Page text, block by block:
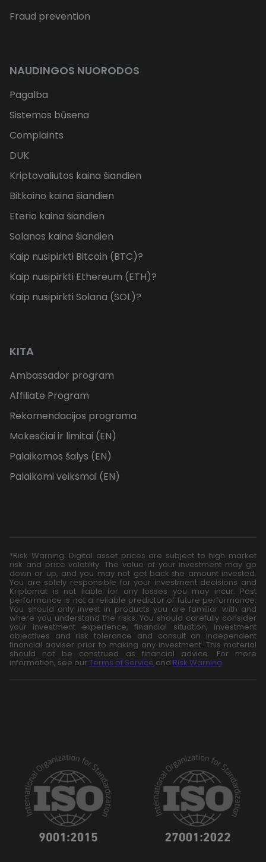
Fraud prevention
NAUDINGOS NUORODOS
Pagalba
Sistemos būsena
Complaints
DUK
Kriptovaliutos kaina šiandien
Bitkoino kaina šiandien
Eterio kaina šiandien
Solanos kaina šiandien
Kaip nusipirkti Bitcoin (BTC)?
Kaip nusipirkti Ethereum (ETH)?
Kaip nusipirkti Solana (SOL)?
KITA
Ambassador program
Affiliate Program
Rekomendacijos programa
Mokesčiai ir limitai (EN)
Palaikomos šalys (EN)
Palaikomi veiksmai (EN)
*Risk Warning: Digital asset prices are subject to high market
risk and price volatility. The value of your investment may go
down or up, and you may not get back the amount invested.
You are solely responsible for your investment decisions and
Kriptomat is not liable for any losses you may incur. Past
performance is not a reliable predictor of future performance.
You should only invest in products you are familiar with and
where you understand the risks. You should carefully consider
your investment experience, financial situation, investment
objectives and risk tolerance and consult an independent
financial adviser prior to making any investment. This material
should not be construed as financial advice. For more
information, see our Terms of Service and Risk Warning.